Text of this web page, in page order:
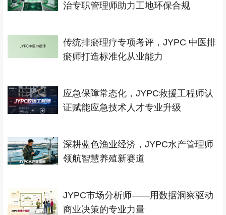
治专职管理师助力工地环保合规
传统排瘀理疗专项考评，JYPC 中医排
瘀师打造标准化从业能力
应急保障常态化，JYPC救援工程师认
证赋能应急技术人才专业升级
深耕蓝色渔业经济，JYPC水产管理师
领航智慧养殖新赛道
JYPC市场分析师——用数据洞察驱动
商业决策的专业力量